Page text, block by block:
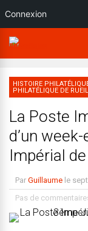
HISTOIRE
PHILATÉLIQUE DE
La Poste
d’un
Impérial
Par Guillaume le
Pas de
Connexion